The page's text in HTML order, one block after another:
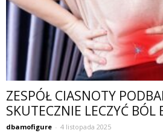
ZESPÓŁ CIASNOTY
SKUTECZNIE LECZYĆ BÓL
dbamofigure - 4 listopada 2025